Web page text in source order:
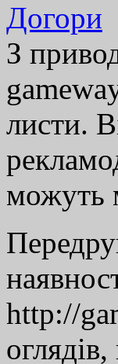
Догори
З
листи.
можуть
http://